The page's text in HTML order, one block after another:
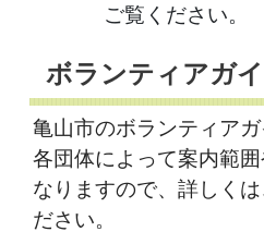
ご覧ください。
ボランティアガ
亀山市のボランティアガ
各団体によって案内範
なりますので、詳しく
ださい。